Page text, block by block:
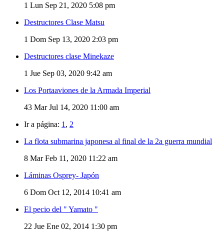
1 Lun Sep 21, 2020 5:08 pm
Destructores Clase Matsu
1 Dom Sep 13, 2020 2:03 pm
Destructores clase Minekaze
1 Jue Sep 03, 2020 9:42 am
Los Portaaviones de la Armada Imperial
43 Mar Jul 14, 2020 11:00 am
Ir a página: 1 , 2
La flota submarina japonesa al final de la 2a guerra mundial
8 Mar Feb 11, 2020 11:22 am
Láminas Osprey- Japón
6 Dom Oct 12, 2014 10:41 am
El pecio del " Yamato "
22 Jue Ene 02, 2014 1:30 pm